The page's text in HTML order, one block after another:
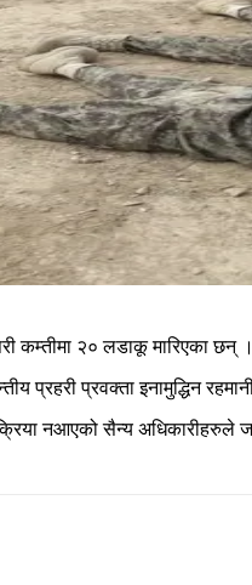
कम्तीमा २० लडाकू मारिएका
प्रहरी प्रवक्ता इनामुद्धिन
नआएको सैन्य अधिकारीहरुले